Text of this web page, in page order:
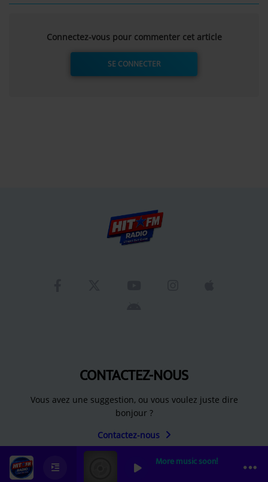
More music soon!
0
Connectez-vous pour commenter cet article
SE CONNECTER
CONTACTEZ-NOUS
Vous avez une suggestion, ou vous voulez juste dire
bonjour ?
Contactez-nous